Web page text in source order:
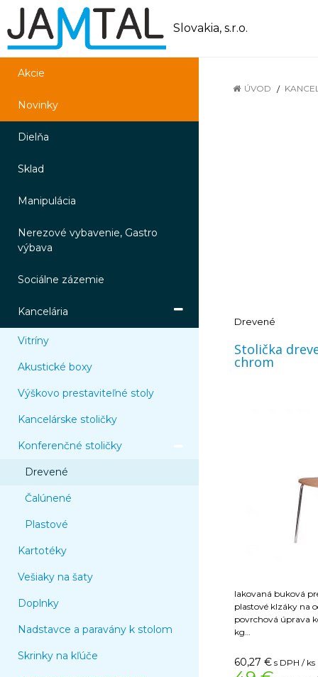
Slovakia, s.r.o.
Akcie
Novinky
Dielňa
Sklad
Manipulácia
Nerezové vybavenie, Gastro
výbava
Sociálne zázemie
Kancelária
Vitríny
Akustické boxy
Výškovo prestaviteľné stoly
Kancelárske stoličky
Konferenčné stoličky
Drevené
Čalúnené
Plastové
Kartotéky
Vešiaky na šaty
Doplnky
Nadstavce a paravány k stolom
Skrinky na kľúče
ÚVOD
Drevené
Stolička
chrom
lakovaná buková
plastové klzáky na
povrchová úprava kostry
kg
Šírka: 40 cm
Výška: 87 cm
60,27 € s DPH / ks